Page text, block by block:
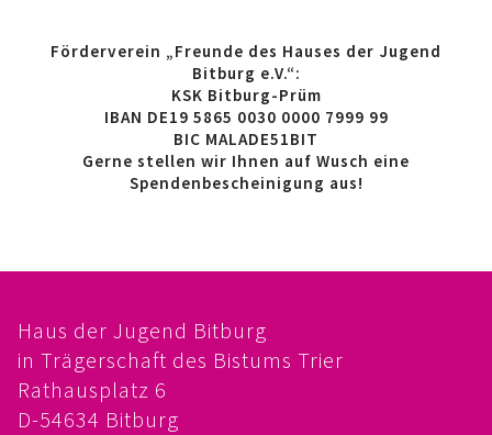
Förderverein „Freunde des Hauses der Jugend
Bitburg e.V.“:
KSK Bitburg-Prüm
IBAN DE19 5865 0030 0000 7999 99
BIC MALADE51BIT
Gerne stellen wir Ihnen auf Wusch eine
Spendenbescheinigung aus!
Haus der Jugend Bitburg
in Trägerschaft des Bistums Trier
Rathausplatz 6
D-54634 Bitburg